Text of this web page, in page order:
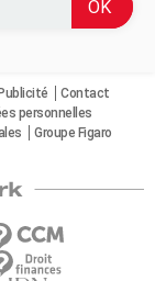
Publicité
Contact
personnelles
Groupe Figaro